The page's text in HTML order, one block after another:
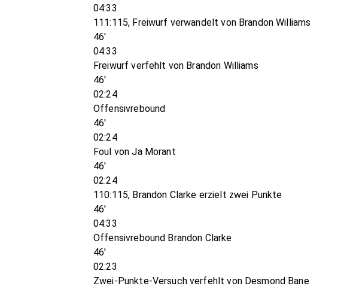
04:33
111:115, Freiwurf verwandelt von Brandon Williams
46'
04:33
Freiwurf verfehlt von Brandon Williams
46'
02:24
Offensivrebound
46'
02:24
Foul von Ja Morant
46'
02:24
110:115, Brandon Clarke erzielt zwei Punkte
46'
04:33
Offensivrebound Brandon Clarke
46'
02:23
Zwei-Punkte-Versuch verfehlt von Desmond Bane